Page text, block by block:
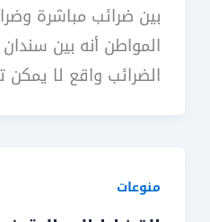
بين ضرائب مباشرة
المواطن أنه بين
الضرائب واقع لا
منوعات